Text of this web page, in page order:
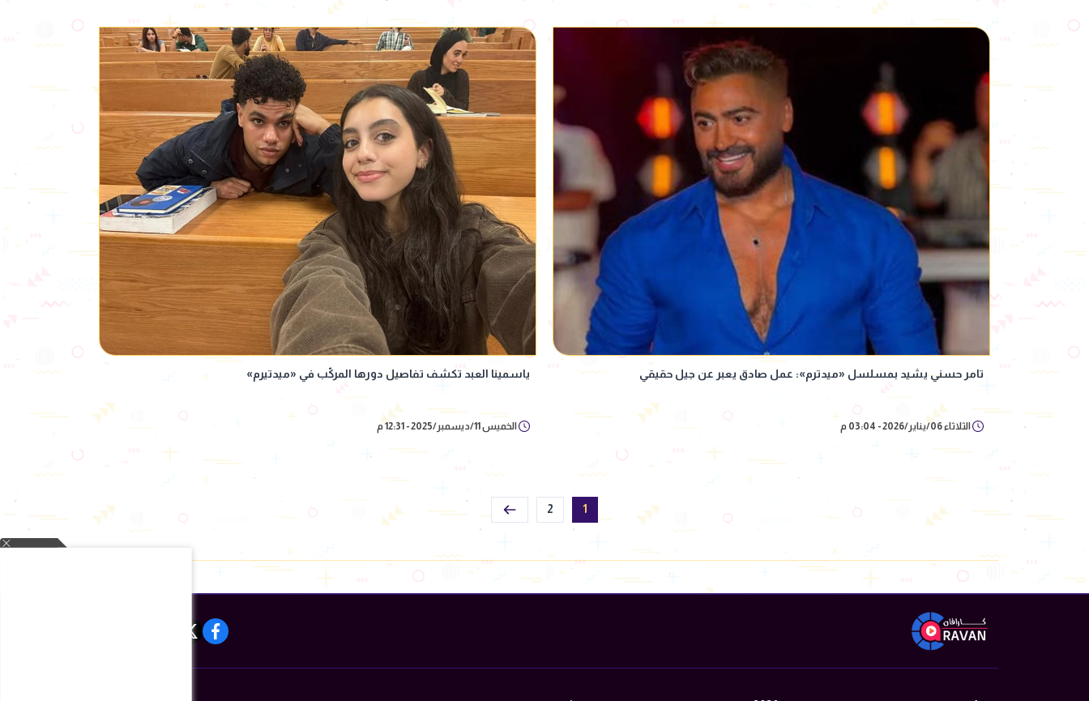
تامر حسني يشيد بمسلسل «ميدترم»: عمل صادق يعبر عن جيل حقيقي
الثلاثاء 06/يناير/2026 - 03:04 م
ياسمينا العبد تكشف تفاصيل دورها المركّب في «ميدتيرم»
الخميس 11/ديسمبر/2025 - 12:31 م
1
2
facebook